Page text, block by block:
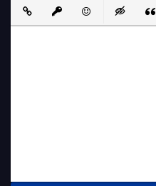
Insert LinkInsert protected link
EmoticonsInsert